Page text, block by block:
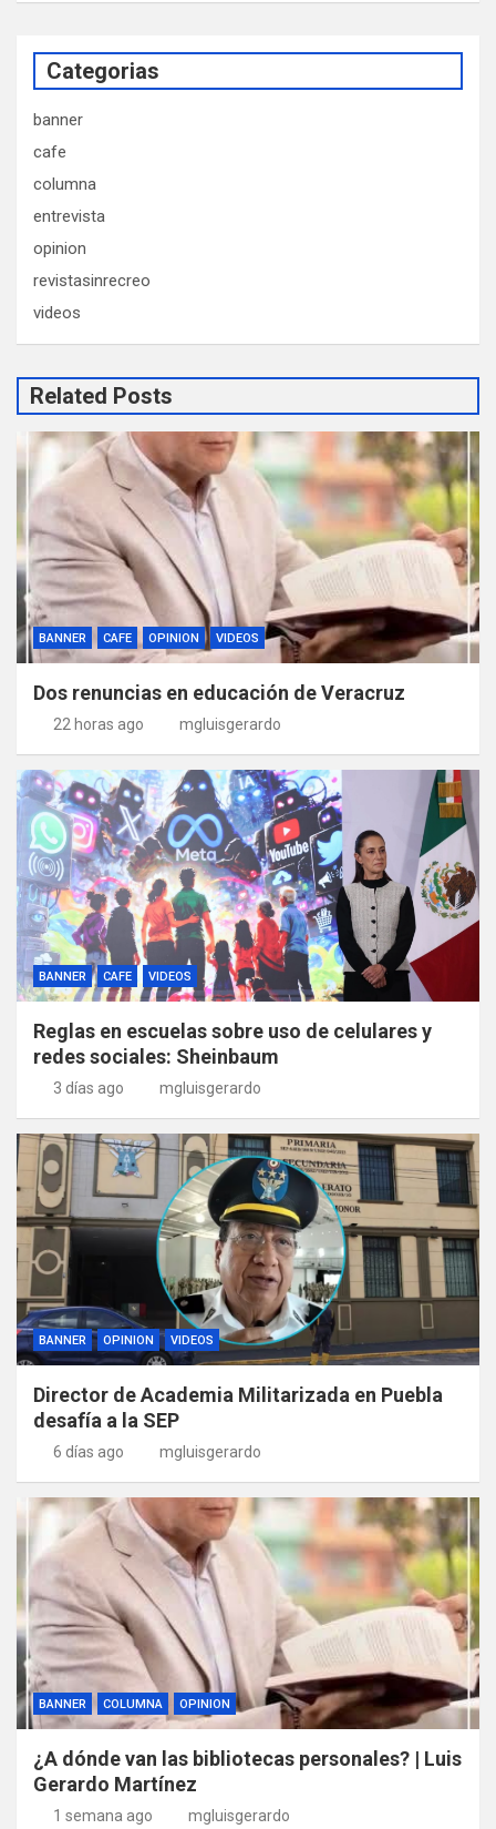
Categorias
banner
cafe
columna
entrevista
opinion
revistasinrecreo
videos
Related Posts
BANNER CAFE OPINION VIDEOS
Dos renuncias en educación de Veracruz
22 horas ago mgluisgerardo
BANNER CAFE VIDEOS
Reglas en escuelas sobre uso de celulares y
redes sociales: Sheinbaum
3 días ago mgluisgerardo
BANNER OPINION VIDEOS
Director de Academia Militarizada en Puebla
desafía a la SEP
6 días ago mgluisgerardo
BANNER COLUMNA OPINION
¿A dónde van las bibliotecas personales? | Luis
Gerardo Martínez
1 semana ago mgluisgerardo